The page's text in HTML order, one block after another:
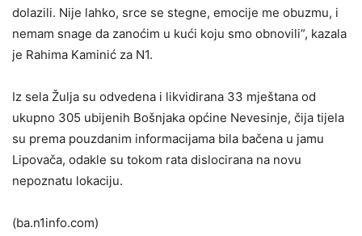
dolazili. Nije lahko, srce se stegne, emocije me obuzmu, i
nemam snage da zanoćim u kući koju smo obnovili”, kazala
je Rahima Kaminić za N1.
Iz sela Žulja su odvedena i likvidirana 33 mještana od
ukupno 305 ubijenih Bošnjaka općine Nevesinje, čija tijela
su prema pouzdanim informacijama bila bačena u jamu
Lipovača, odakle su tokom rata dislocirana na novu
nepoznatu lokaciju.
(ba.n1info.com)